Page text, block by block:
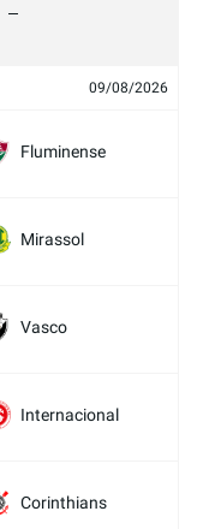
09/08/2026
Fluminense
Mirassol
Vasco
Internacional
Corinthians